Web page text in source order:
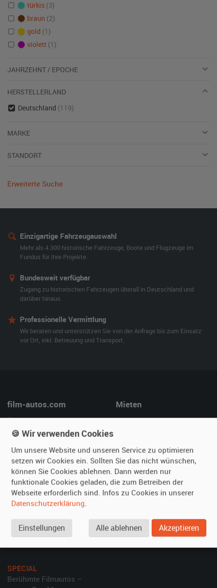
türkis (3)
braun (2)
gold (1)
violett (1)
JAHRZEHNT / EPOCHE
HERSTELLERLAND
Deutschland (119)
MARKE
STANDORT
Erweiterte Suche
Einzigartige Fahrzeugauswahl
Mehr als 4.300 historische Fahrzeuge, Boote und Flugzeuge im
Fundus für Ihre Projekte.
Bundesweit verfügbar
Zugang zu historischen Fahrzeugen überall in Deutschland und
darüber hinaus.
Professionelle Vermittlung
Wir beraten und unterstützen Sie von der Anfrage bis zum Einsatz
vor Ort, inkl. Betreuung und Transport.
film-autos.com
Über uns
Leistungen
Referenzen
Kundenmeinungen
Mieten
Oldtimer mieten
Fragen für Mieter
Service
Vermieten
Oldtimer anmelden
Fragen für Vermieter
Hilfe
Kontakt
SPECIAL
Berühmte Filmautos –
🍪 Wir verwenden Cookies
Um unsere Website und unseren Service zu optimieren
setzen wir Cookies ein. Sollten Sie das nicht wünschen,
können Sie Cookies ablehnen. Dann werden nur
funktionale Cookies geladen, die zum Betreiben der
Webseite erforderlich sind. Infos zu Cookies in unserer
Datenschutzerklärung.
Einstellungen Alle ablehnen Akzeptieren